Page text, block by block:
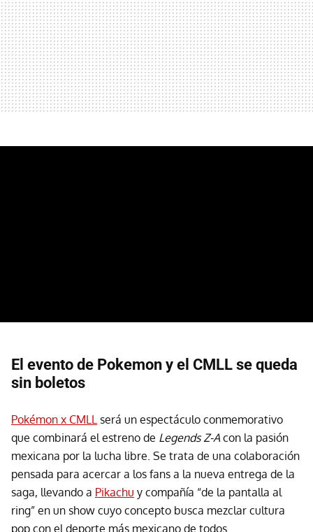
El evento de Pokemon y el CMLL se queda
sin boletos
Pokémon x CMLL será un espectáculo conmemorativo
que combinará el estreno de Legends Z-A con la pasión
mexicana por la lucha libre. Se trata de una colaboración
pensada para acercar a los fans a la nueva entrega de la
saga, llevando a Pikachu y compañía “de la pantalla al
ring” en un show cuyo concepto busca mezclar cultura
pop con el deporte más mexicano de todos.